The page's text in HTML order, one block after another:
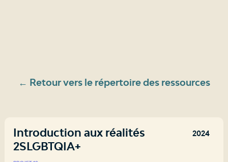
← Retour vers le répertoire des ressources
2024
Introduction aux réalités
2SLGBTQIA+